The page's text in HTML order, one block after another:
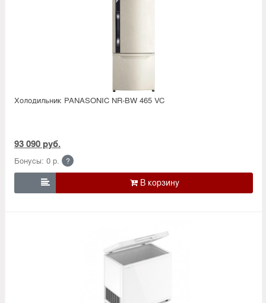
Холодильник PANASONIC NR-BW 465 VC
93 090 руб.
Бонусы: 0 р. ?
